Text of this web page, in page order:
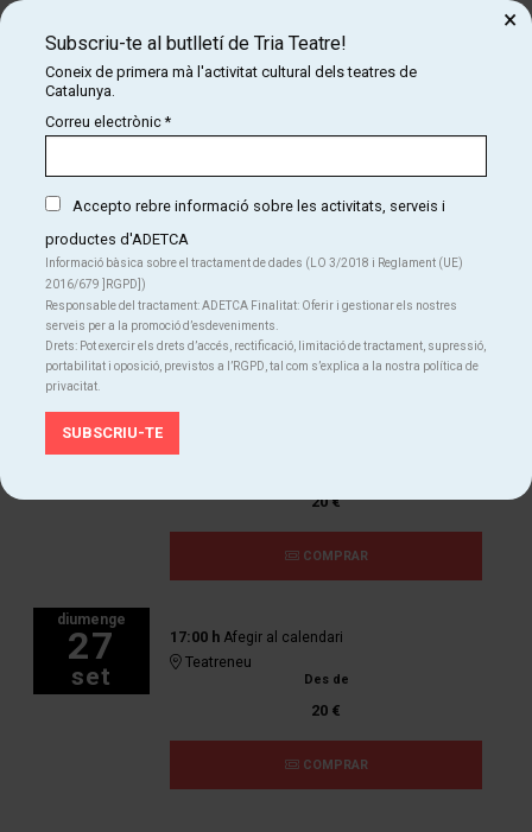
El plat fort del xou és el “pickpocket”, un art poc vist al país on
Shado demostra una gran habilitat robant objectes dels voluntaris a
la vista dels espectadors.
Dates anteriors
divendres
07
20 €
COMPRAR
diumenge
27
set
17:00 h Afegir al calendari
Teatreneu
Des de
20 €
COMPRAR
Subscriu-te al butlletí de Tria Teatre!
Coneix de primera mà l'activitat cultural dels teatres de
Catalunya.
Correu electrònic*
Accepto rebre informació sobre les activitats, serveis i
productes d'ADETCA
Informació bàsica sobre el tractament de dades (LO 3/2018 i Reglament (UE)
2016/679 ]RGPD])
Responsable del tractament: ADETCA Finalitat: Oferir i gestionar els nostres
serveis per a la promoció d’esdeveniments.
Drets: Pot exercir els drets d’accés, rectificació, limitació de tractament, supressió,
portabilitat i oposició, previstos a l’RGPD, tal com s’explica a la nostra política de
privacitat.
×